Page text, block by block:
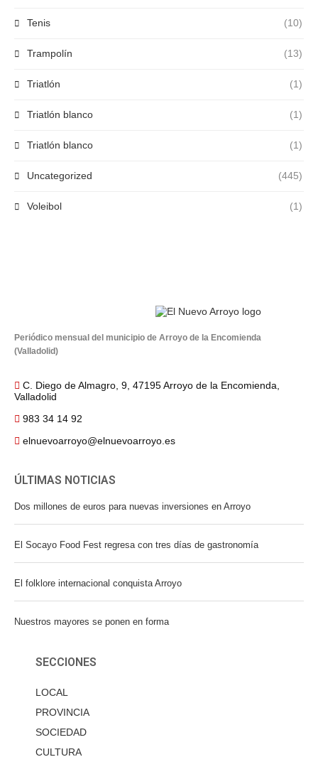
Tenis (10)
Trampolín (13)
Triatlón (1)
Triatlón blanco (1)
Triatlón blanco (1)
Uncategorized (445)
Voleibol (1)
Periódico mensual del municipio de Arroyo de la Encomienda
(Valladolid)
C. Diego de Almagro, 9, 47195 Arroyo de la Encomienda,
Valladolid
983 34 14 92
elnuevoarroyo@elnuevoarroyo.es
ÚLTIMAS NOTICIAS
Dos millones de euros para nuevas inversiones en Arroyo
El Socayo Food Fest regresa con tres días de gastronomía
El folklore internacional conquista Arroyo
Nuestros mayores se ponen en forma
SECCIONES
LOCAL
PROVINCIA
SOCIEDAD
CULTURA